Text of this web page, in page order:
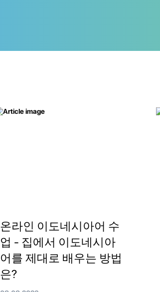
온라인 이도네시아어 수
업 - 집에서 이도네시아
어를 제대로 배우는 방법
은?